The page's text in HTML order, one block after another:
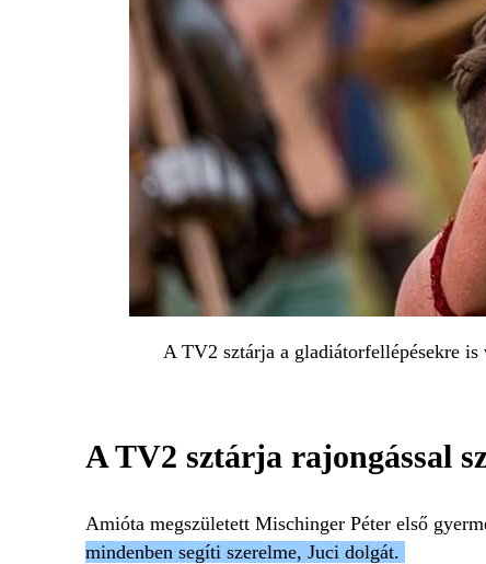
A TV2 sztárja a gladiátorfellépésekre
A TV2 sztárja rajongással
Amióta megszületett Mischinger Péter első
mindenben segíti szerelme, Juci dolgát.